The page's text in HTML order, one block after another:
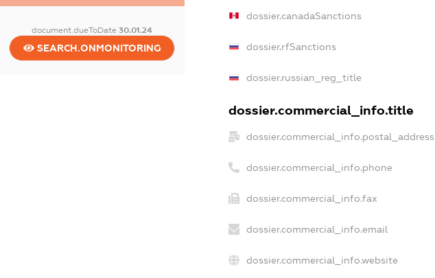
document.dueToDate30.01.24
SEARCH.ONMONITORING
dossier.canadaSanctions
dossier.rfSanctions
dossier.russian_reg_title
dossier.commercial_info.title
dossier.commercial_info.postal_address
dossier.commercial_info.phone
dossier.commercial_info.fax
dossier.commercial_info.email
dossier.commercial_info.website